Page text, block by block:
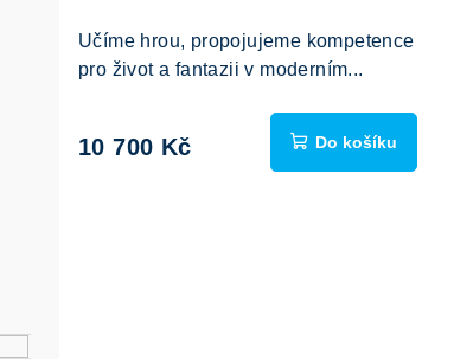
10 700 Kč Do košíku
Učíme hrou, propojujeme kompetence
pro život a fantazii v moderním...